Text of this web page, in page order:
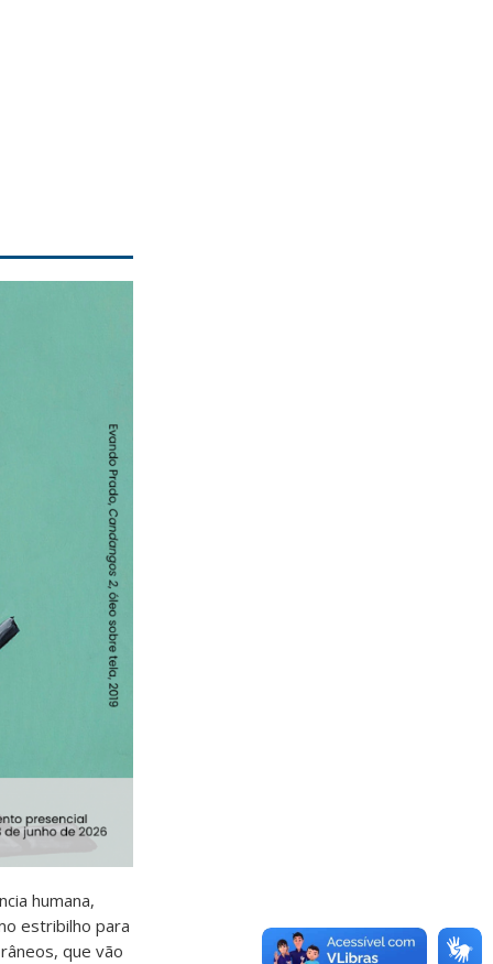
humana,
estribilho para
que vão